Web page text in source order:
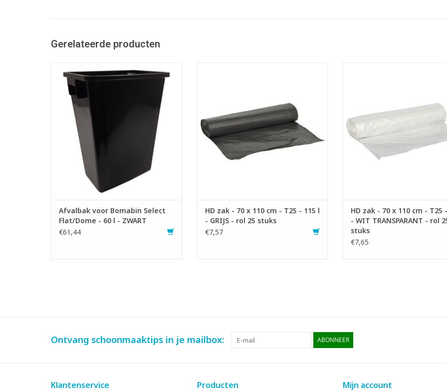
Gerelateerde producten
handgrepen.
- Ontworpen voor beperkte en kleine
- Gemakkelijk te reinigen en te
- Vervaardigd van 70% gerecycleerde
- Inhoud: 60 liter - LxBxH: 32 x 46 x 58 cm
- Inhoud: 80 liter - LxBxH:
TOEVOEGEN AAN WINKELWAGEN
Afvalbak voor Bomabin Select
Flat/Dome - 60 l - ZWART
€61,44
- Gemaakt met recycled materiaal.
- Ideaal voor normaal afval.
- Voldoet aan Vlarema 7.
TOEVOEGEN AAN WINKELWAGEN
HD zak - 70 x 110 cm - T25 - 115 l
- GRIJS - rol 25 stuks
€7,57
- Gemaakt met recycled
- Ideaal voor normaal afval.
- Voldoet aan Vlarema 7 en
TOEVOEGEN AAN
HD zak - 70 x 110 cm - T25
- WIT TRANSPARANT - rol
stuks
€7,65
Ontvang schoonmaaktips in je mailbox: ABONNEER
Klantenservice Producten Mijn account